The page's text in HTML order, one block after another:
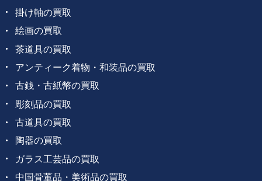
掛け軸の買取
絵画の買取
茶道具の買取
アンティーク着物・和装品の買取
古銭・古紙幣の買取
彫刻品の買取
古道具の買取
陶器の買取
ガラス工芸品の買取
中国骨董品・美術品の買取